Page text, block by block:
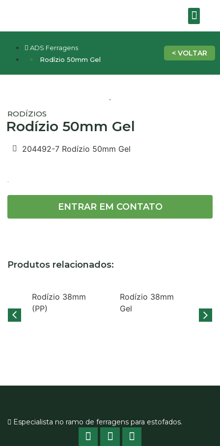
ADS Ferragens
Rodízio 50mm Gel
RODÍZIOS
Rodízio 50mm Gel
204492-7 Rodízio 50mm Gel
.
ENTRAR EM CONTATO
Produtos relacionados:
Rodízio 38mm
(PP)
Rodízio 38mm
Gel
Especialista no ramo de ferragens para estofados.